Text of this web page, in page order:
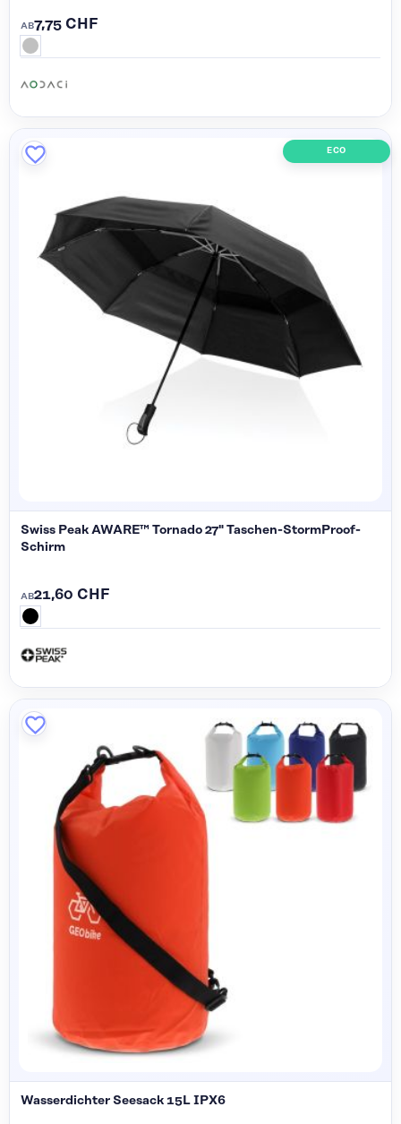
AB7,75 CHF
ECO
Swiss Peak AWARE™ Tornado 27" Taschen-StormProof-
Schirm
AB21,60 CHF
Wasserdichter Seesack 15L IPX6